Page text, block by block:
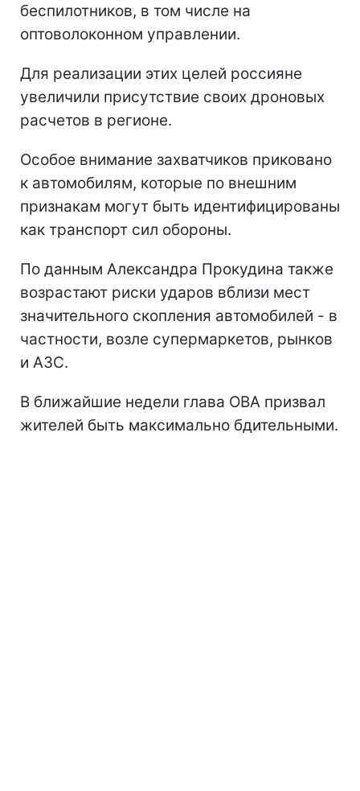
беспилотников, в том числе на
оптоволоконном управлении.
Для реализации этих целей россияне
увеличили присутствие своих дроновых
расчетов в регионе.
Особое внимание захватчиков приковано
к автомобилям, которые по внешним
признакам могут быть идентифицированы
как транспорт сил обороны.
По данным Александра Прокудина также
возрастают риски ударов вблизи мест
значительного скопления автомобилей - в
частности, возле супермаркетов, рынков
и АЗС.
В ближайшие недели глава ОВА призвал
жителей быть максимально бдительными.